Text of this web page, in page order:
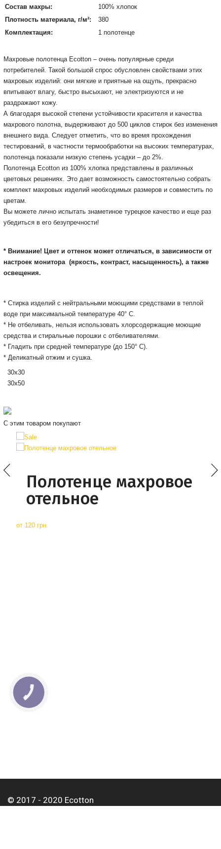
Состав махры:
100% хлопок
Плотность материала, г/м²:
380
Комплектация:
1 полотенце
Махровые полотенца Ecotton – очень популярные среди
потребителей. Такой большой спрос обусловлен свойствами этих
махровых изделий: они мягкие и приятные на ощупь, прекрасно
впитывают влагу, быстро высыхают, не электризуются и не
раздражают кожу.
А благодаря высокой степени устойчивости красителя и качества
махрового полотна, выдерживают до 500 циклов стирок без изменения
внешнего вида. Следует отметить, что во время прохождения
тестирований, в частности термообработки на высоких температурах,
полотенца показали низкую степень усадки – до 2%.
Полотенца Ecotton из 100% хлопка представлены в различных
цветовых решениях. Это дает возможность самостоятельно собрать
комплект махровых изделий необходимых размеров и совместить по
цветам.
Вы можете лично испытать знаметиное турецкое качество и еще раз
убедиться в его безупречности!
* Внимание! Цвет и оттенок может отличаться, в зависимости от
настроек монитора(яркость, контраст, насыщенность), а также
освещения.
* Стирка изделий с нейтральными моющими средствами в теплой
воде при максимальной температуре 40° С.
* Не отбеливать, нельзя использовать хлорсодержащие моющие
средства и стиральные порошки с отбеливателями.
* Гладить при средней температуре (до 150° С).
* Деликатный отжим и сушка.
30х30
30х50
С этим товаром покупают
Полотенце махровое
отельное
от 120 грн.
© 2017 - 2020 Ecotton
КНОПКА
СВЯЗИ